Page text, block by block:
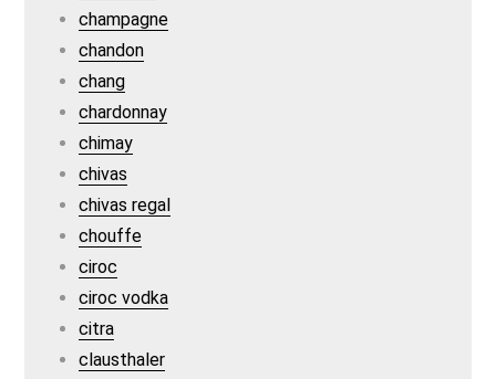
champagne
chandon
chang
chardonnay
chimay
chivas
chivas regal
chouffe
ciroc
ciroc vodka
citra
clausthaler